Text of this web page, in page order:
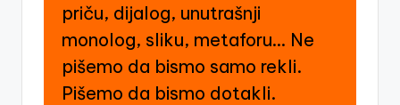
priču, dijalog, unutrašnji
monolog, sliku, metaforu… Ne
pišemo da bismo samo rekli.
Pišemo da bismo dotakli.